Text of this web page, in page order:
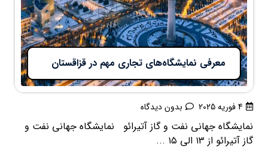
معرفی نمایشگاه‌های تجاری مهم در قزاقستان
4 فوریه 2025 بدون دیدگاه
نمایشگاه جهانی نفت و گاز آتیرائو نمایشگاه جهانی نفت و
گاز آتیرائو از ۱۳ الی ۱۵ ...